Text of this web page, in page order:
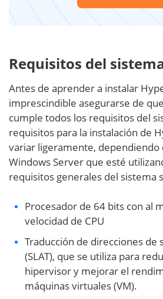
Requisitos del
Antes de aprender a instalar
imprescindible asegurarse de
cumple todos los requisitos del
requisitos para la instalación de
variar ligeramente, dependiendo
Windows Server que esté
requisitos generales del sistema
Procesador de 64 bits con al
velocidad de CPU
Traducción de direcciones de
(SLAT), que se utiliza para
hipervisor y mejorar el
máquinas virtuales (VM).